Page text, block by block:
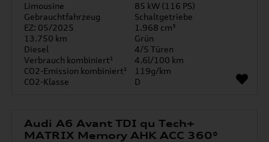
Limousine
85 kW (116 PS)
Gebrauchtfahrzeug
Schaltgetriebe
EZ: 05/2025
1.968 cm³
13.750 km
Grün
Diesel
4/5 Türen
Verbrauch kombiniert¹
4.6l/100 km
CO2-Emission kombiniert¹
119g/km
CO2-Klasse
D
Audi A6 Avant TDI qu Tech+
MATRIX Memory AHK ACC 360°